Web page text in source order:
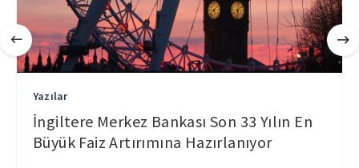
Yazılar
İngiltere Merkez Bankası Son 33 Yılın En
Büyük Faiz Artırımına Hazırlanıyor